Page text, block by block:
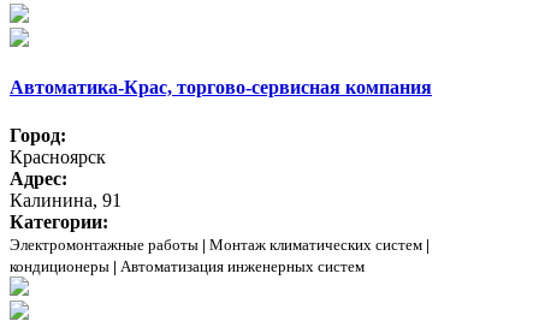
Автоматика-Крас, торгово-сервисная компания
Город:
Красноярск
Адрес:
Калинина, 91
Категории:
Электромонтажные работы | Монтаж климатических систем |
кондиционеры | Автоматизация инженерных систем